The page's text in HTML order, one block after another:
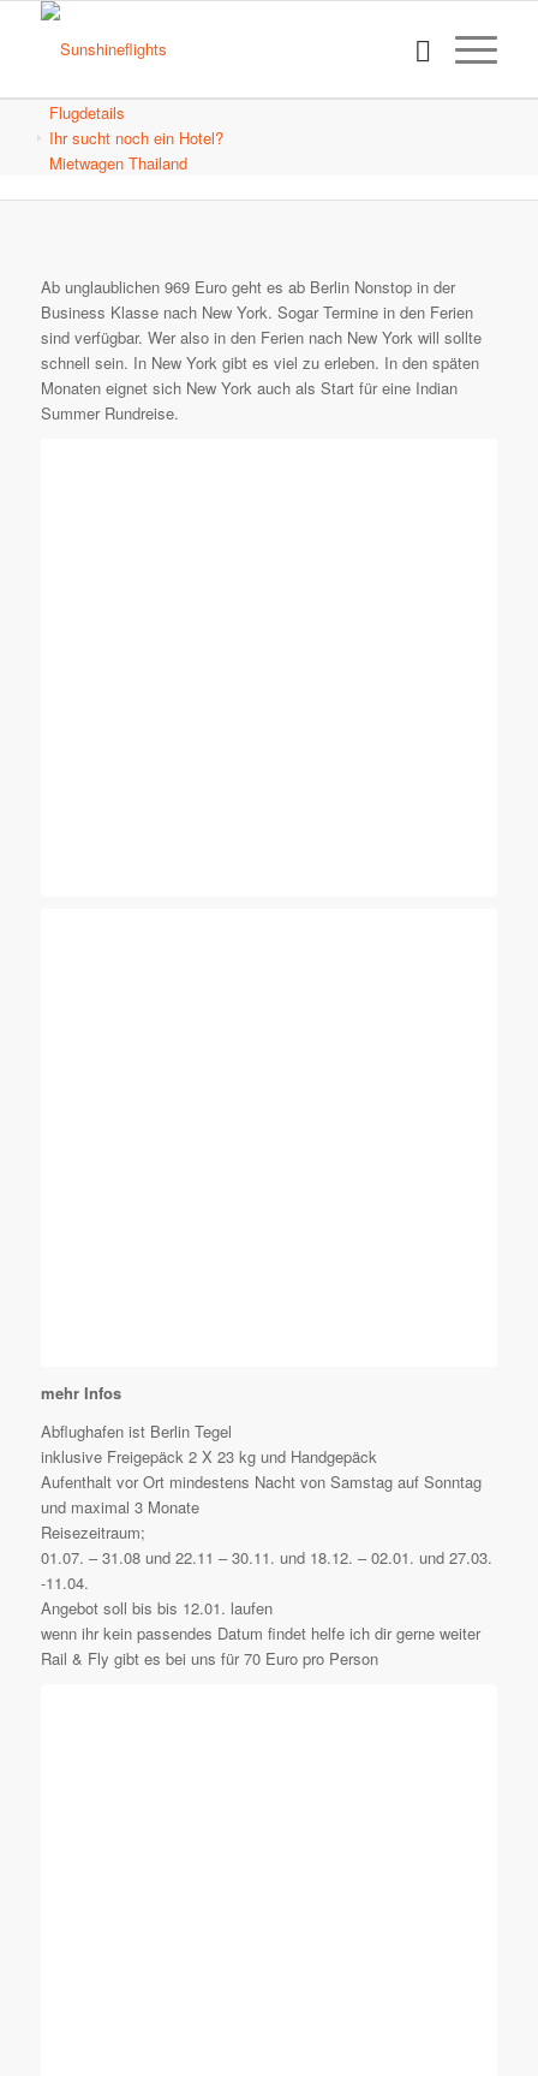
Flugdetails
Ihr sucht noch ein Hotel?
Mietwagen Thailand
Ab unglaublichen 969 Euro geht es ab Berlin Nonstop in der
Business Klasse nach New York. Sogar Termine in den Ferien
sind verfügbar. Wer also in den Ferien nach New York will sollte
schnell sein. In New York gibt es viel zu erleben. In den späten
Monaten eignet sich New York auch als Start für eine Indian
Summer Rundreise.
mehr Infos
Abflughafen ist Berlin Tegel
inklusive Freigepäck 2 X 23 kg und Handgepäck
Aufenthalt vor Ort mindestens Nacht von Samstag auf Sonntag
und maximal 3 Monate
Reisezeitraum;
01.07. – 31.08 und 22.11 – 30.11. und 18.12. – 02.01. und 27.03.
-11.04.
Angebot soll bis bis 12.01. laufen
wenn ihr kein passendes Datum findet helfe ich dir gerne weiter
Rail & Fly gibt es bei uns für 70 Euro pro Person